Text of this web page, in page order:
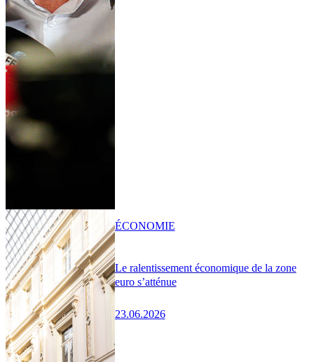
Le ralentissement économique de la zone
euro s’atténue
23.06.2026
ÉCONOMIE